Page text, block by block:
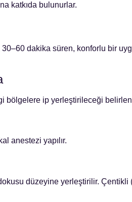
katkıda bulunurlar.
30–60 dakika süren, konforlu bir
bölgelere ip yerleştirileceği
anestezi yapılır.
düzeyine yerleştirilir. Çentikli